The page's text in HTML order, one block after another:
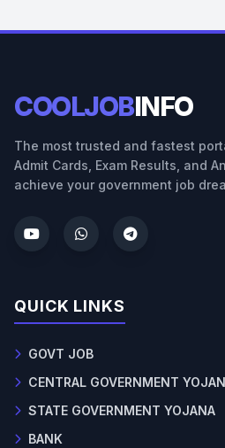
COOLJOBINFO
The most trusted and fastest
Admit Cards, Exam Results, and
achieve your government job
QUICK LINKS
GOVT JOB
CENTRAL GOVERNMENT
STATE GOVERNMENT YOJANA
BANK